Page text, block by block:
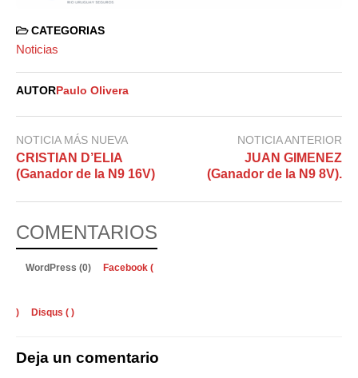
CATEGORIAS
Noticias
AUTOR Paulo Olivera
NOTICIA MÁS NUEVA
CRISTIAN D’ELIA
(Ganador de la N9 16V)
NOTICIA ANTERIOR
JUAN GIMENEZ
(Ganador de la N9 8V).
COMENTARIOS
WordPress (0) Facebook (
) Disqus ( )
Deja un comentario